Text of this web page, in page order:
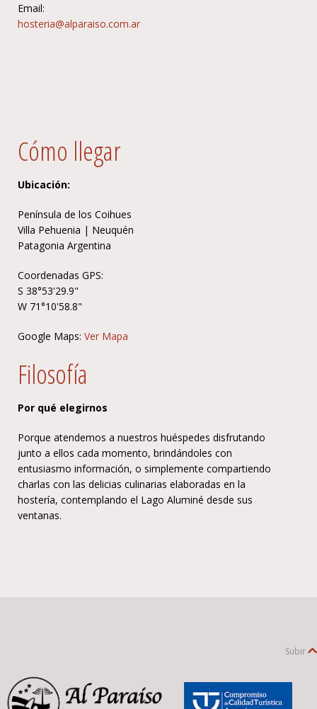
Email:
hosteria@alparaiso.com.ar
Cómo llegar
Ubicación:
Península de los Coihues
Villa Pehuenia | Neuquén
Patagonia Argentina
Coordenadas GPS:
S 38°53'29.9"
W 71°10'58.8"
Google Maps: Ver Mapa
Filosofía
Por qué elegirnos
Porque atendemos a nuestros huéspedes disfrutando
junto a ellos cada momento, brindándoles con
entusiasmo información, o simplemente compartiendo
charlas con las delicias culinarias elaboradas en la
hostería, contemplando el Lago Aluminé desde sus
ventanas.
Subir